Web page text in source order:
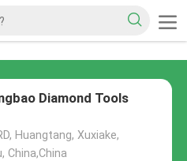
Diamond Tools
Huangtang, Xuxiake,
China,China